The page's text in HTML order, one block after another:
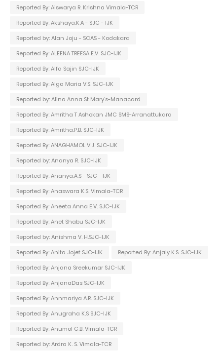
Reported By: Aiswarya R. Krishna Vimala-TCR
Reported By: Akshaya.K.A - SJC - IJK
Reported by: Alan Joju - SCAS - Kodakara
Reported By: ALEENA TREESA E.V. SJC-IJK
Reported By: Alfa Sajin SJC-IJK
Reported By: Alga Maria V.S. SJC-IJK
Reported by: Alina Anna St Mary's-Manacard
Reported By: Amritha T Ashokan JMC SMS-Arranattukara
Reported By: Amritha.P.B. SJC-IJK
Reported By: ANAGHAMOL V.J. SJC-IJK
Reported by: Ananya R. SJC-IJK
Reported By: Ananya.A.S - SJC - IJK
Reported By: Anaswara K.S. Vimala-TCR
Reported By: Aneeta Anna E.V. SJC-IJK
Reported By: Anet Shabu SJC-IJK
Reported by: Anishma V. H.SJC-IJK
Reported By: Anita Jojet SJC-IJK
Reported By: Anjaly K.S. SJC-IJK
Reported By: Anjana Sreekumar SJC-IJK
Reported By: AnjanaDas SJC-IJK
Reported By: Annmariya A.R. SJC-IJK
Reported By: Anugraha K.S SJC-IJK
Reported By: Anumol C.B. Vimala-TCR
Reported by: Ardra K. S. Vimala-TCR